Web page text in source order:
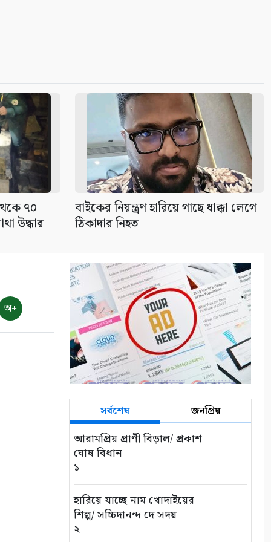
উদ্ধার
১০
৭০
উদ্ধার
বাইকের নিয়ন্ত্রণ হারিয়ে গাছে ধাক্কা লেগে
ঠিকাদার নিহত
অ+
সর্বশেষ জনপ্রিয়
আরামপ্রিয় প্রাণী বিড়াল/ প্রকাশ
ঘোষ বিধান
১
হারিয়ে যাচ্ছে নাম খোদাইয়ের
শিল্প/ সচ্চিদানন্দ দে সদয়
২